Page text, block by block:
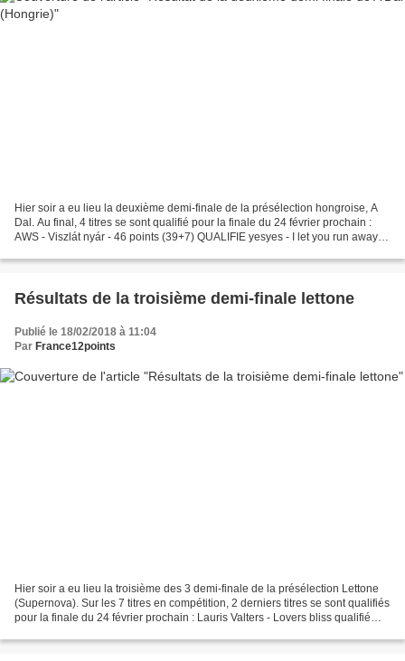
Hier soir a eu lieu la deuxième demi-finale de la présélection hongroise, A
Dal. Au final, 4 titres se sont qualifié pour la finale du 24 février prochain :
AWS - Viszlát nyár - 46 points (39+7) QUALIFIE yesyes - I let you run away -
Résultats de la troisième demi-finale lettone
Publié le 18/02/2018 à 11:04
Par France12points
Hier soir a eu lieu la troisième des 3 demi-finale de la présélection Lettone
(Supernova). Sur les 7 titres en compétition, 2 derniers titres se sont qualifiés
pour la finale du 24 février prochain : Lauris Valters - Lovers bliss qualifié